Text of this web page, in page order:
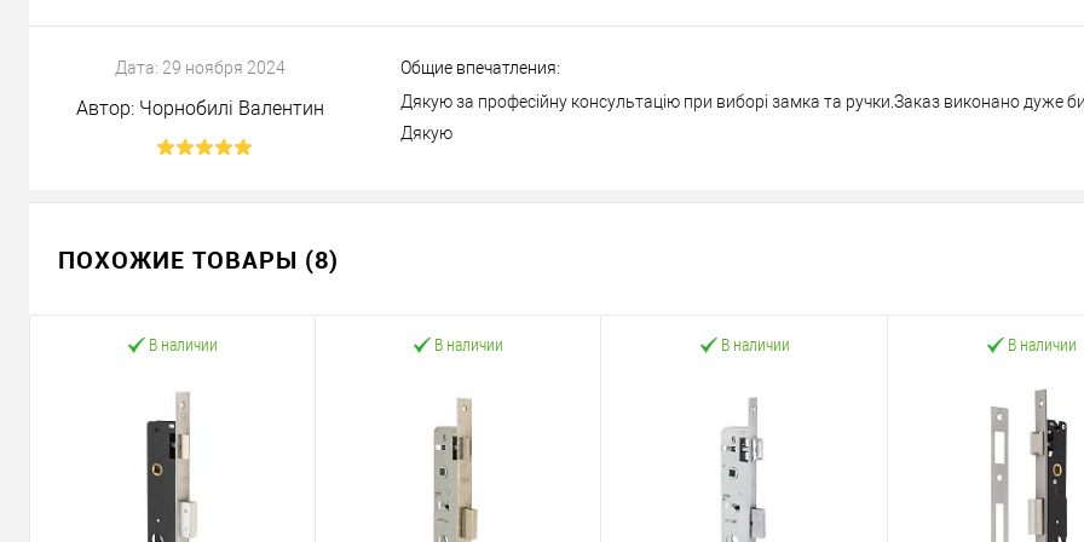
Дата: 29 ноября 2024
Автор: Чорнобилі Валентин
Общие впечатления:
Дякую за професійну консультацію при виборі замка та ручки.Заказ виконано дуже
Дякую
ПОХОЖИЕ ТОВАРЫ (8)
В наличии В наличии В наличии В наличии